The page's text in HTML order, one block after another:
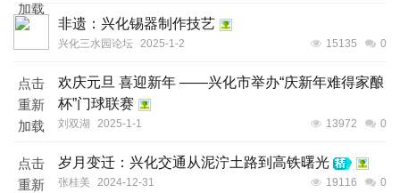
加载
非遗：兴化锡器制作技艺
兴化三水园论坛 2025-1-2 15135 0
点击
重新
加载
欢庆元旦 喜迎新年 ——兴化市举办“庆新年难得家酿
杯”门球联赛
刘双湖 2025-1-1 13972 0
点击
重新
岁月变迁：兴化交通从泥泞土路到高铁曙光
张桂美 2024-12-31 19116 0